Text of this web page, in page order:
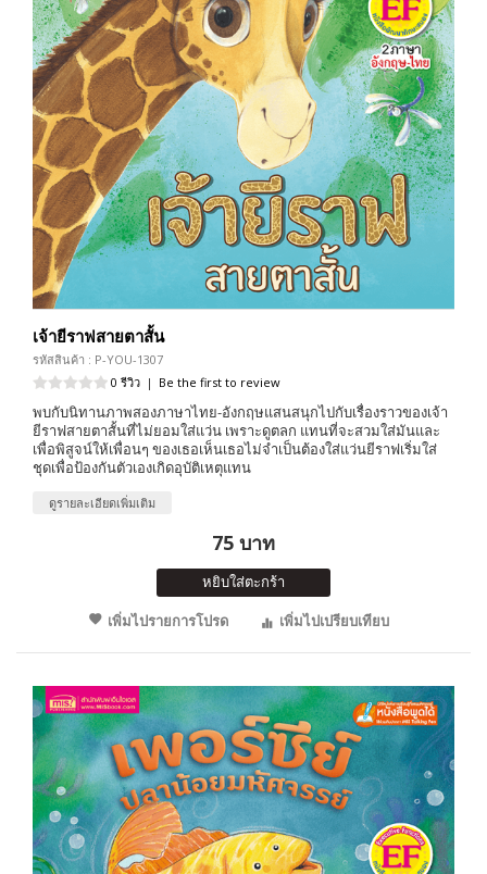
เจ้ายีราฟสายตาสั้น
รหัสสินค้า : P-YOU-1307
0 รีวิว | Be the first to review
พบกับนิทานภาพสองภาษาไทย-อังกฤษแสนสนุกไปกับเรื่องราวของเจ้า
ยีราฟสายตาสั้นที่ไม่ยอมใส่แว่น เพราะดูตลก แทนที่จะสวมใส่มันและ
เพื่อพิสูจน์ให้เพื่อนๆ ของเธอเห็นเธอไม่จำเป็นต้องใส่แว่นยีราฟเริ่มใส่
ชุดเพื่อป้องกันตัวเองเกิดอุบัติเหตุแทน
ดูรายละเอียดเพิ่มเติม
75 บาท
หยิบใส่ตะกร้า
เพิ่มไปรายการโปรด
เพิ่มไปเปรียบเทียบ